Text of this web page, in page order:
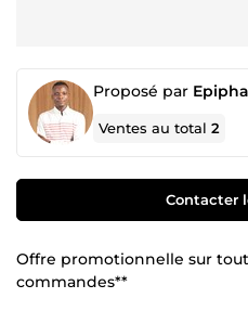
Proposé par
Ventes au total2
Contacter
Offre promotionnelle sur
commandes**